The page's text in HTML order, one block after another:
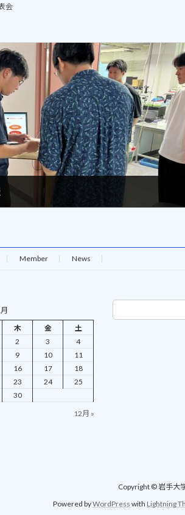
会
Member News
木 金
土
2 3
4
9 10
11
16 17
18
23 24
25
30
12月 »
Copyright © 岩手大
Powered byWordPress with Lightning